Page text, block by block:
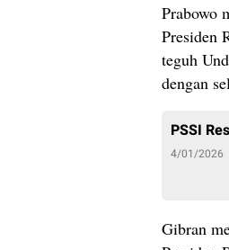
Prabowo
Presiden
teguh
dengan
PSSI
4/01/2026
Gibran